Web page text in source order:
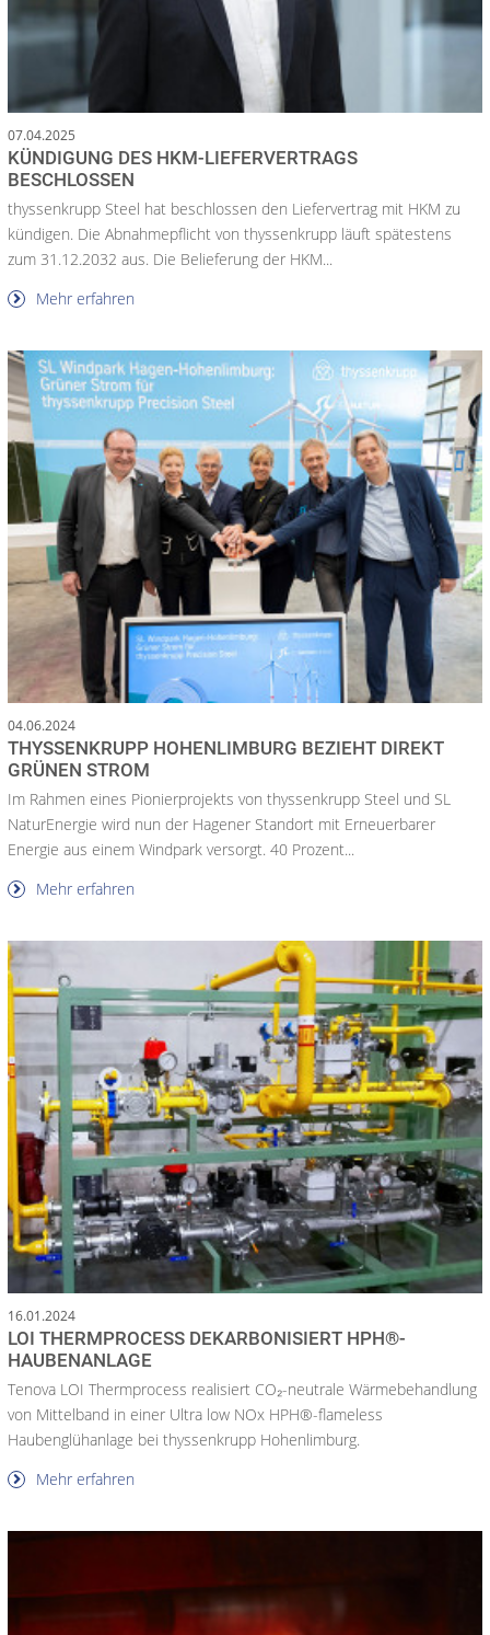
07.04.2025
KÜNDIGUNG DES HKM-LIEFERVERTRAGS
BESCHLOSSEN
thyssenkrupp Steel hat beschlossen den Liefervertrag mit HKM zu
kündigen. Die Abnahmepflicht von thyssenkrupp läuft spätestens
zum 31.12.2032 aus. Die Belieferung der HKM...
Mehr erfahren
04.06.2024
THYSSENKRUPP HOHENLIMBURG BEZIEHT DIREKT
GRÜNEN STROM
Im Rahmen eines Pionierprojekts von thyssenkrupp Steel und SL
NaturEnergie wird nun der Hagener Standort mit Erneuerbarer
Energie aus einem Windpark versorgt. 40 Prozent...
Mehr erfahren
16.01.2024
LOI THERMPROCESS DEKARBONISIERT HPH®-
HAUBENANLAGE
Tenova LOI Thermprocess realisiert CO₂-neutrale Wärmebehandlung
von Mittelband in einer Ultra low NOx HPH®-flameless
Haubenglühanlage bei thyssenkrupp Hohenlimburg.
Mehr erfahren